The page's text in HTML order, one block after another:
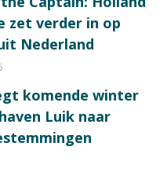
zet verder in op
Nederland
komende winter
Luik naar